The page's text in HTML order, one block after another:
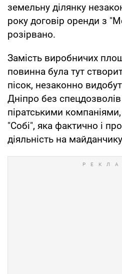
земельну ділянку
року договір оренди з
розірвано.
Замість виробничих
повинна була тут
пісок, незаконно
Дніпро без
піратськими
"Собі", яка фактично і
діяльність на